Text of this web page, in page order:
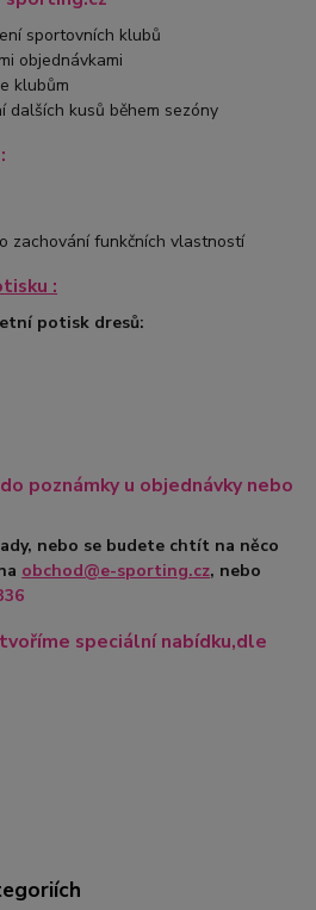
sportovních klubů
objednávkami
klubům
dalších kusů během sezóny
zachování funkčních vlastností
:
potisk dresů:
poznámky u objednávky nebo
nebo se budete chtít na něco
obchod@e-sporting.cz, nebo
speciální nabídku,dle